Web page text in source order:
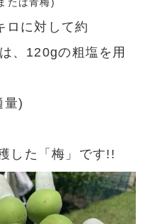
ロに対して約
、120gの粗塩を用
量)
した「梅」です!!